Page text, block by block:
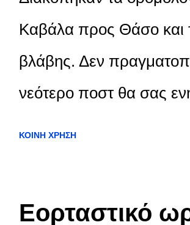
προβλήματος. Από χθες
προκειμένου να
διαρκέσουν το δελφίνι
Καβάλα προς Θάσο και
βλάβης. Δεν
νεότερο ποστ θα σας
ΚΟΙΝΉ ΧΡΉΣΗ
Εορταστικό